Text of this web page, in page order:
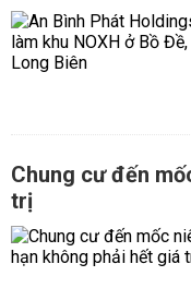
Chung cư đến
trị